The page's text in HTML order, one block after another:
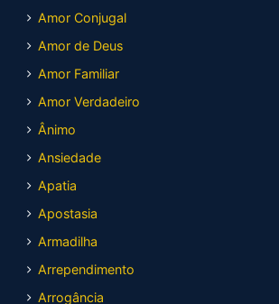
Amor Conjugal
Amor de Deus
Amor Familiar
Amor Verdadeiro
Ânimo
Ansiedade
Apatia
Apostasia
Armadilha
Arrependimento
Arrogância